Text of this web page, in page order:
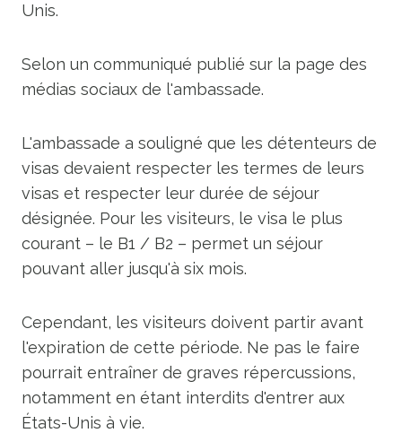
Unis.
Selon un communiqué publié sur la page des
médias sociaux de l'ambassade.
L'ambassade a souligné que les détenteurs de
visas devaient respecter les termes de leurs
visas et respecter leur durée de séjour
désignée. Pour les visiteurs, le visa le plus
courant – le B1 / B2 – permet un séjour
pouvant aller jusqu'à six mois.
Cependant, les visiteurs doivent partir avant
l'expiration de cette période. Ne pas le faire
pourrait entraîner de graves répercussions,
notamment en étant interdits d'entrer aux
États-Unis à vie.